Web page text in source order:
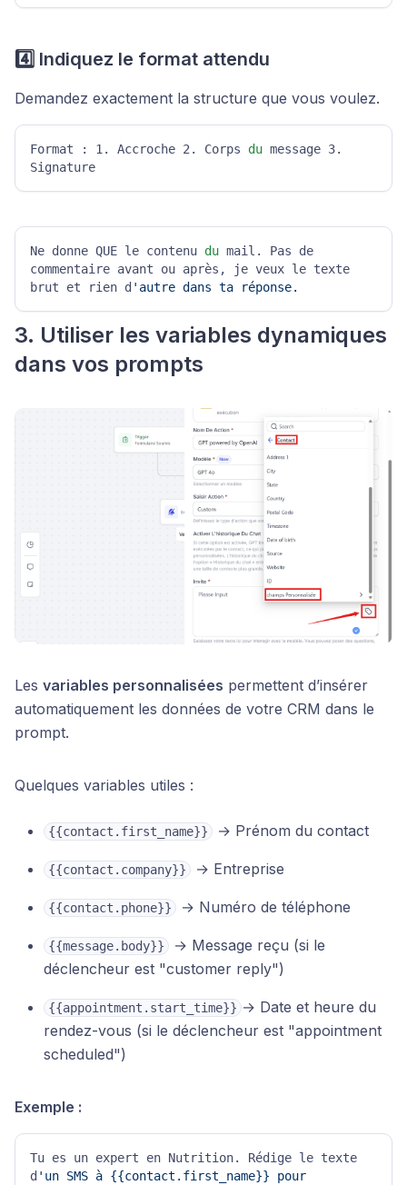
4️⃣ Indiquez le format attendu
Demandez exactement la structure que vous voulez.
Format : 1. Accroche 2. Corps du message 3.
Signature
Ne donne QUE le contenu du mail. Pas de
commentaire avant ou après, je veux le texte
brut et rien d 'autre dans ta réponse.
3. Utiliser les variables dynamiques
dans vos prompts
Les variables personnalisées permettent d’insérer
automatiquement les données de votre CRM dans le
prompt.
Quelques variables utiles :
{{contact.first_name}} → Prénom du contact
{{contact.company}} → Entreprise
{{contact.phone}} → Numéro de téléphone
{{message.body}}
→ Message reçu (si le
déclencheur est "customer reply")
{{appointment.start_time}} → Date et heure du
rendez-vous (si le déclencheur est "appointment
scheduled")
Exemple :
Tu es un expert en Nutrition. Rédige le texte
d'un SMS à {{contact.first_name}} pour